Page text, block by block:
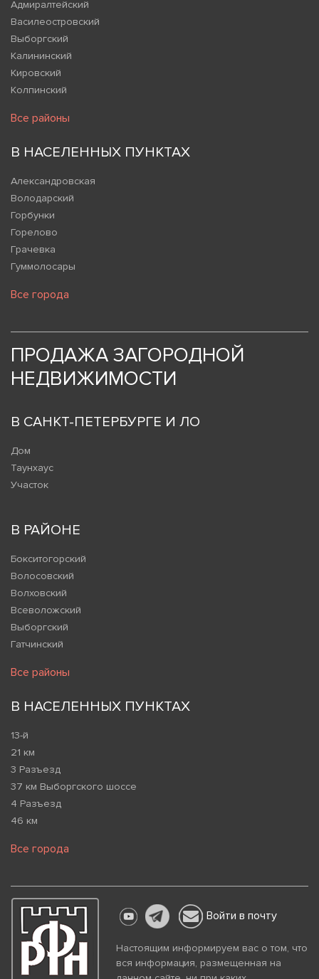
Адмиралтейский
Василеостровский
Выборгский
Калининский
Кировский
Колпинский
Все районы
В НАСЕЛЕННЫХ ПУНКТАХ
Александровская
Володарский
Горбунки
Горелово
Грачевка
Гуммолосары
Все города
ПРОДАЖА ЗАГОРОДНОЙ
НЕДВИЖИМОСТИ
В САНКТ-ПЕТЕРБУРГЕ И ЛО
Дом
Таунхаус
Участок
В РАЙОНЕ
Бокситогорский
Волосовский
Волховский
Всеволожский
Выборгский
Гатчинский
Все районы
В НАСЕЛЕННЫХ ПУНКТАХ
13-й
21 км
3 Разъезд
37 км Выборгского шоссе
4 Разъезд
46 км
Все города
Войти в почту
Настоящим информируем вас о том, что
вся информация, размещенная на